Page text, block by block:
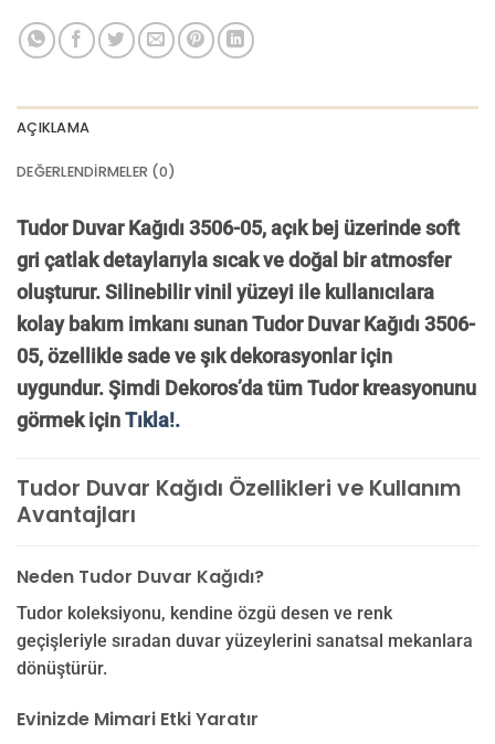
AÇIKLAMA
DEĞERLENDIRMELER (0)
Tudor Duvar Kağıdı 3506-05, açık bej üzerinde soft
gri çatlak detaylarıyla sıcak ve doğal bir atmosfer
oluşturur. Silinebilir vinil yüzeyi ile kullanıcılara
kolay bakım imkanı sunan Tudor Duvar Kağıdı 3506-
05, özellikle sade ve şık dekorasyonlar için
uygundur. Şimdi Dekoros’da tüm Tudor kreasyonunu
görmek içinTıkla!.
Tudor Duvar Kağıdı Özellikleri ve Kullanım
Avantajları
Neden Tudor Duvar Kağıdı?
Tudor koleksiyonu, kendine özgü desen ve renk
geçişleriyle sıradan duvar yüzeylerini sanatsal mekanlara
dönüştürür.
Evinizde Mimari Etki Yaratır